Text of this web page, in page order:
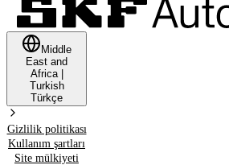
Middle
East and
Africa|
Turkish
Türkçe
Gizlilik politikası
Kullanım şartları
Site mülkiyeti